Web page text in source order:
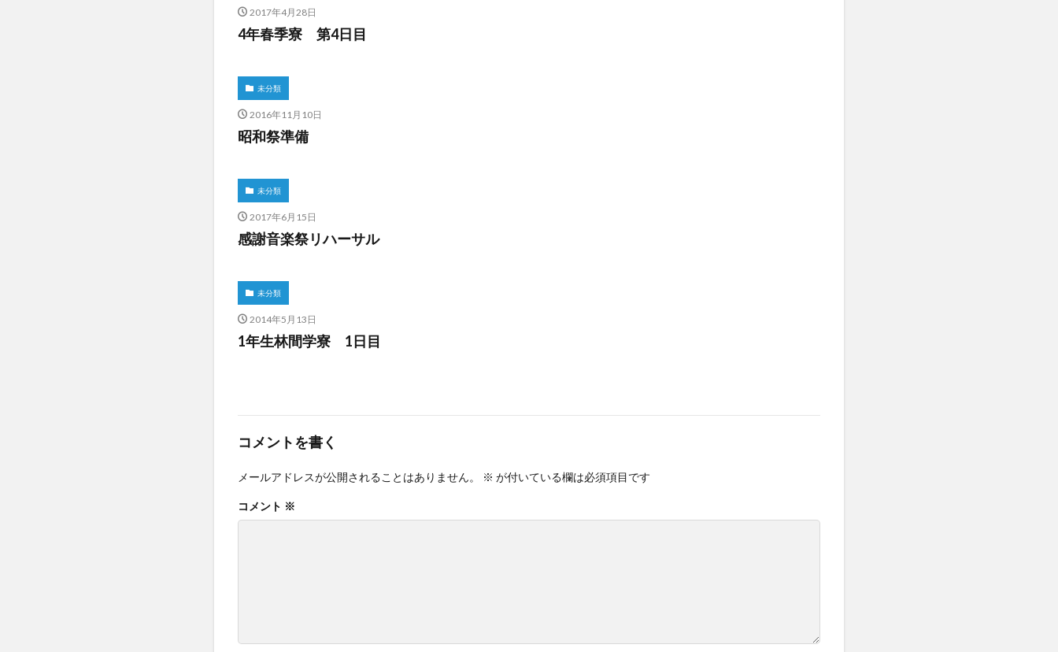
2017年4月28日
4年春季寮 第4日目
未分類
2016年11月10日
昭和祭準備
未分類
2017年6月15日
感謝音楽祭リハーサル
未分類
2014年5月13日
1年生林間学寮 1日目
コメントを書く
メールアドレスが公開されることはありません。 ※ が付いている欄は必須項目です
コメント ※